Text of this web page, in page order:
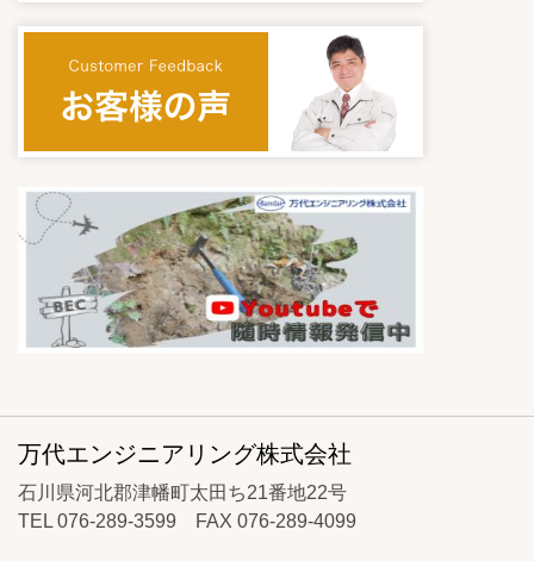
万代エンジニアリング株式会社
石川県河北郡津幡町太田ち21番地22号
TEL 076-289-3599 FAX 076-289-4099